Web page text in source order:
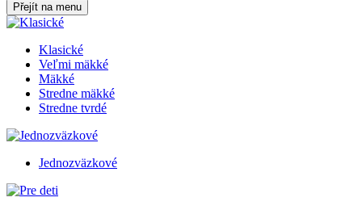
Přejít na menu
Klasické
Veľmi mäkké
Mäkké
Stredne mäkké
Stredne tvrdé
Jednozväzkové